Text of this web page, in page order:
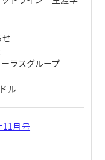
ラスグループ
ル
月号